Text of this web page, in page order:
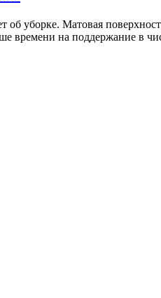
уборке. Матовая
времени на поддержание